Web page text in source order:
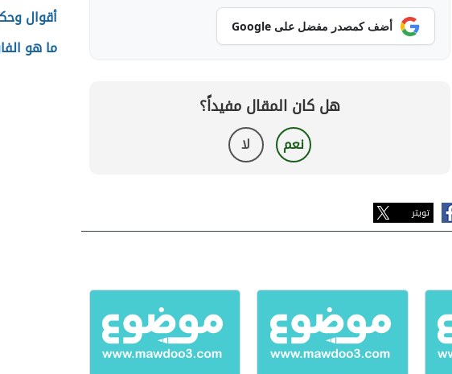
أضف كمصدر مفضل على Google
هل كان المقال مفيداً؟
نعم لا
تويتر
أقوال
ما هو